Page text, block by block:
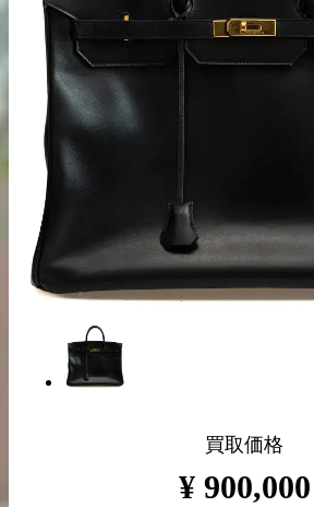
出張買取の
お申込み
LINE査定
買取価格
¥ 900,000